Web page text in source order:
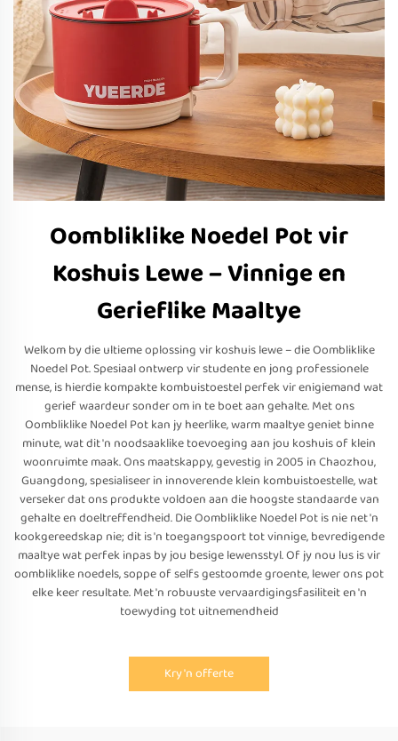
Oombliklike Noedel Pot vir
Koshuis Lewe – Vinnige en
Gerieflike Maaltye
Welkom by die ultieme oplossing vir koshuis lewe – die Oombliklike
Noedel Pot. Spesiaal ontwerp vir studente en jong professionele
mense, is hierdie kompakte kombuistoestel perfek vir enigiemand wat
gerief waardeur sonder om in te boet aan gehalte. Met ons
Oombliklike Noedel Pot kan jy heerlike, warm maaltye geniet binne
minute, wat dit 'n noodsaaklike toevoeging aan jou koshuis of klein
woonruimte maak. Ons maatskappy, gevestig in 2005 in Chaozhou,
Guangdong, spesialiseer in innoverende klein kombuistoestelle, wat
verseker dat ons produkte voldoen aan die hoogste standaarde van
gehalte en doeltreffendheid. Die Oombliklike Noedel Pot is nie net 'n
kookgereedskap nie; dit is 'n toegangspoort tot vinnige, bevredigende
maaltye wat perfek inpas by jou besige lewensstyl. Of jy nou lus is vir
oombliklike noedels, soppe of selfs gestoomde groente, lewer ons pot
elke keer resultate. Met 'n robuuste vervaardigingsfasiliteit en 'n
toewyding tot uitnemendheid
Kry 'n offerte